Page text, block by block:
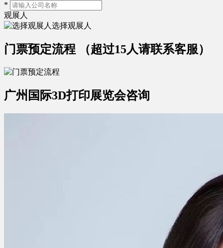
*
观展人
选择观展人
门票预定流程 （超过15人请联系客服）
广州国际3D打印展览会咨询